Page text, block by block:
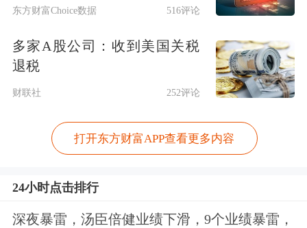
不景气导致的出口持续低迷、投资和消
费意愿下降带来的国内需求疲弱等。资
本市场悲观预期萦绕下，关于“资产负
债表衰退”的说法引发各方热议。从理
论上讲，衰退意味着资产和负债持续负
增长，典型代表即为上世纪90年代的日
本，非金融企业部门杠杆率持续下降近
50个百分点，同时居民部门杠杆率也出
东方财富Choice数据 516评论
多家A股公司：收到美国关税
退税
财联社 252评论
打开东方财富APP查看更多内容
24小时点击排行
深夜暴雷，汤臣倍健业绩下滑，9个业绩暴雷，